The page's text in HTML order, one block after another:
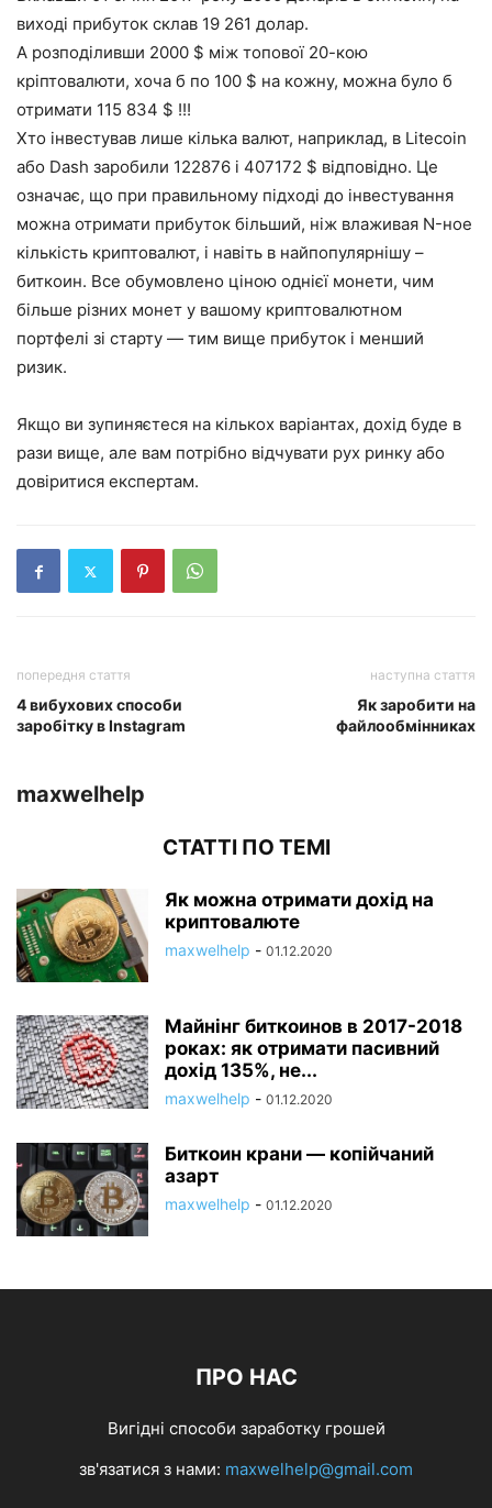
виході прибуток склав 19 261 долар.
А розподіливши 2000 $ між топової 20-кою
кріптовалюти, хоча б по 100 $ на кожну, можна було б
отримати 115 834 $ !!!
Хто інвестував лише кілька валют, наприклад, в Litecoin
або Dash заробили 122876 і 407172 $ відповідно. Це
означає, що при правильному підході до інвестування
можна отримати прибуток більший, ніж влаживая N-ное
кількість криптовалют, і навіть в найпопулярнішу –
биткоин. Все обумовлено ціною однієї монети, чим
більше різних монет у вашому криптовалютном
портфелі зі старту — тим вище прибуток і менший
ризик.
Якщо ви зупиняєтеся на кількох варіантах, дохід буде в
рази вище, але вам потрібно відчувати рух ринку або
довіритися експертам.
попередня стаття
4 вибухових способи
заробітку в Instagram
наступна стаття
Як заробити на
файлообмінниках
maxwelhelp
СТАТТІ ПО ТЕМІ
Як можна отримати дохід на
криптовалюте
maxwelhelp - 01.12.2020
Майнінг биткоинов в 2017-2018
роках: як отримати пасивний
дохід 135%, не...
maxwelhelp - 01.12.2020
Биткоин крани — копійчаний
азарт
maxwelhelp - 01.12.2020
ПРО НАС
Вигідні способи заработку грошей
зв'язатися з нами: maxwelhelp@gmail.com